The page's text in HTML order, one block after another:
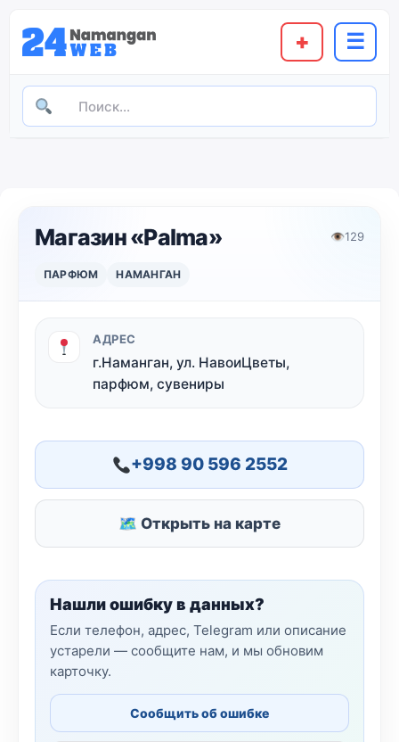
+ ☰
Магазин «Palma» 👁129
ПАРФЮМ НАМАНГАН
АДРЕС
г.Наманган, ул. НавоиЦветы,
парфюм, сувениры
+998 90 596 2552
🗺 Открыть на карте
Нашли ошибку в данных?
Если телефон, адрес, Telegram или описание
устарели — сообщите нам, и мы обновим
карточку.
Сообщить об ошибке